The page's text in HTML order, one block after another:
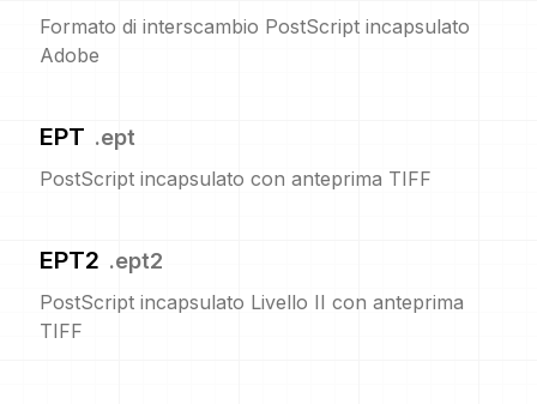
Formato di interscambio PostScript incapsulato
Adobe
EPT .ept
PostScript incapsulato con anteprima TIFF
EPT2 .ept2
PostScript incapsulato Livello II con anteprima
TIFF